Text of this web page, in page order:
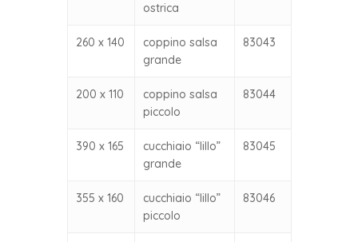
ostrica
260 x 140
coppino salsa
grande
83043
200 x 110
coppino salsa
piccolo
83044
390 x 165
cucchiaio “lillo”
grande
83045
355 x 160
cucchiaio “lillo”
piccolo
83046